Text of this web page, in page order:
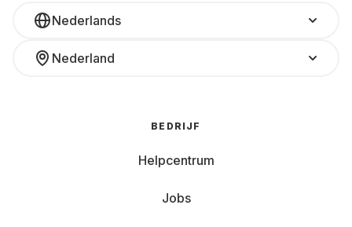
Nederlands
Nederland
BEDRIJF
Helpcentrum
Jobs